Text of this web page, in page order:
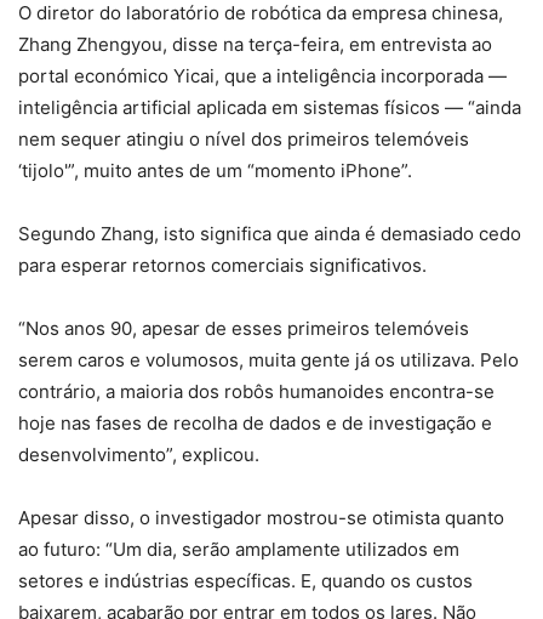
O diretor do laboratório de robótica da empresa chinesa,
Zhang Zhengyou, disse na terça-feira, em entrevista ao
portal económico Yicai, que a inteligência incorporada —
inteligência artificial aplicada em sistemas físicos — “ainda
nem sequer atingiu o nível dos primeiros telemóveis
‘tijolo'”, muito antes de um “momento iPhone”.
Segundo Zhang, isto significa que ainda é demasiado cedo
para esperar retornos comerciais significativos.
“Nos anos 90, apesar de esses primeiros telemóveis
serem caros e volumosos, muita gente já os utilizava. Pelo
contrário, a maioria dos robôs humanoides encontra-se
hoje nas fases de recolha de dados e de investigação e
desenvolvimento”, explicou.
Apesar disso, o investigador mostrou-se otimista quanto
ao futuro: “Um dia, serão amplamente utilizados em
setores e indústrias específicas. E, quando os custos
baixarem, acabarão por entrar em todos os lares. Não